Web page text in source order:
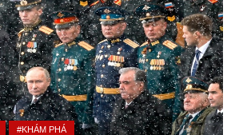
#KHÁM PHÁ